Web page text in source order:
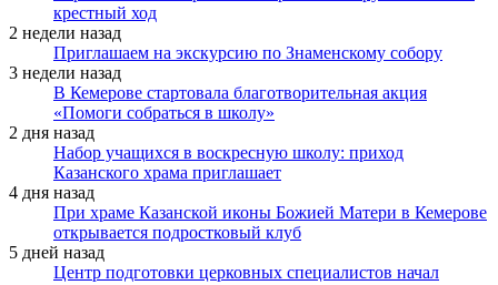
крестный ход
2 недели назад
Приглашаем на экскурсию по Знаменскому собору
3 недели назад
В Кемерове стартовала благотворительная акция
«Помоги собраться в школу»
2 дня назад
Набор учащихся в воскресную школу: приход
Казанского храма приглашает
4 дня назад
При храме Казанской иконы Божией Матери в Кемерове
открывается подростковый клуб
5 дней назад
Центр подготовки церковных специалистов начал